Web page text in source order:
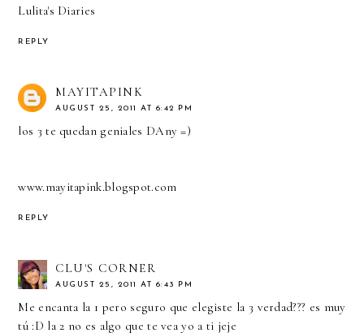
Lulita's Diaries
REPLY
MAYITAPINK
AUGUST 25, 2011 AT 6:42 PM
los 3 te quedan geniales DAny =)
www.mayitapink.blogspot.com
REPLY
CLU'S CORNER
AUGUST 25, 2011 AT 6:43 PM
Me encanta la 1 pero seguro que elegiste la 3 verdad??? es muy
tú :D la 2 no es algo que te vea yo a ti jeje